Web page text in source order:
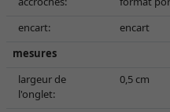
encart:
encart
mesures
largeur de
l'onglet:
0,5 cm